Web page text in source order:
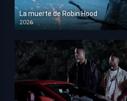
La muerte de Robin Hood
2026
HD 1080p